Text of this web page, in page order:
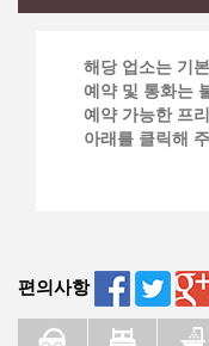
해당 업소는 기
예약 및 통화는
예약 가능한 프
아래를 클릭해
편의사항